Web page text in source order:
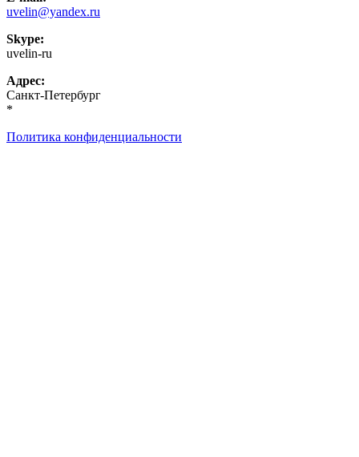
uvelin@yandex.ru
Skype:
uvelin-ru
Адрес:
Санкт-Петербург
*
Политика конфиденциальности